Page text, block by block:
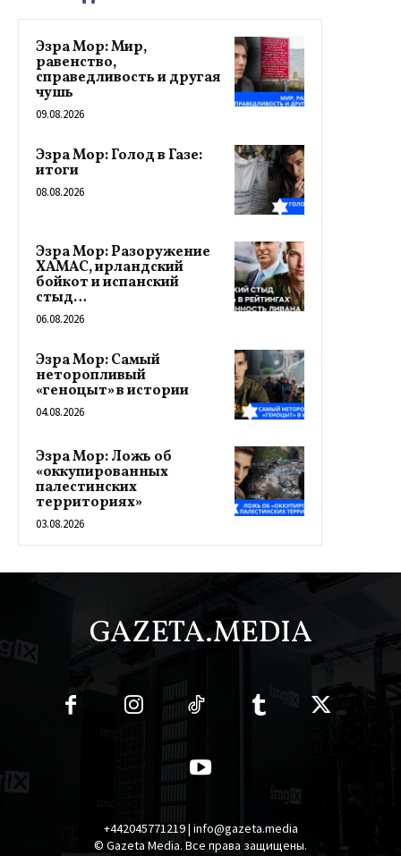
Эзра Мор: Мир,
равенство,
справедливость и другая
чушь
09.08.2026
Эзра Мор: Голод в Газе:
итоги
08.08.2026
Эзра Мор: Разоружение
ХАМАС, ирландский
бойкот и испанский
стыд…
06.08.2026
Эзра Мор: Самый
неторопливый
«геноцыт» в истории
04.08.2026
Эзра Мор: Ложь об
«оккупированных
палестинских
территориях»
03.08.2026
GAZETA.MEDIA
+442045771219 | info@gazeta.media
© Gazeta Media. Все права защищены.